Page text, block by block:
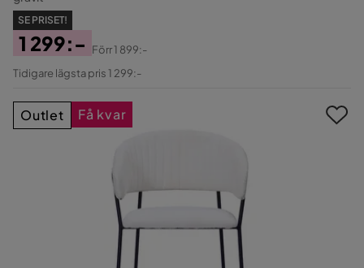
SE PRISET!
Pris
1 299:-
Original
Förr1 899:-
Tidigare lägsta pris 1 299:-
Outlet Få kvar